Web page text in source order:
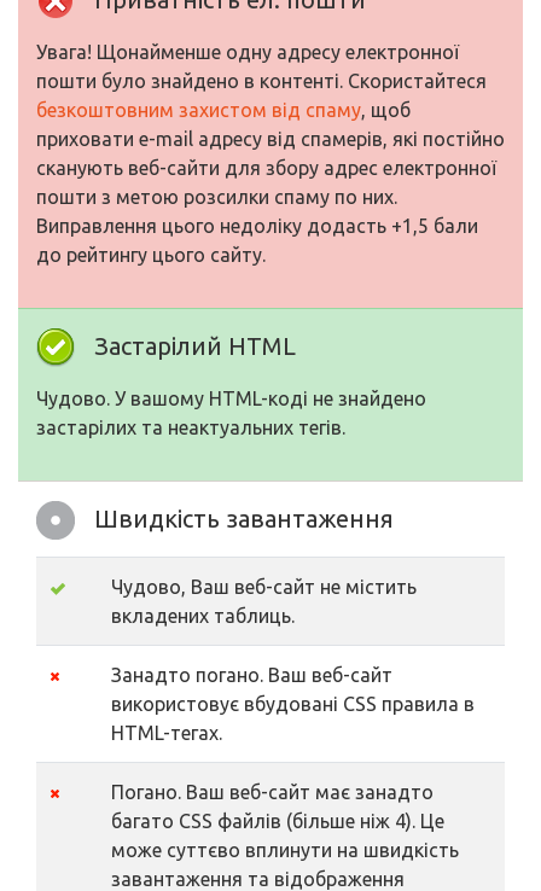
Увага! Щонайменше одну адресу електронної
пошти було знайдено в контенті. Скористайтеся
безкоштовним захистом від спаму, щоб
приховати e-mail адресу від спамерів, які постійно
сканують веб-сайти для збору адрес електронної
пошти з метою розсилки спаму по них.
Виправлення цього недоліку додасть +1,5 бали
до рейтингу цього сайту.
Застарілий HTML
Чудово. У вашому HTML-коді не знайдено
застарілих та неактуальних тегів.
Швидкість завантаження
Чудово, Ваш веб-сайт не містить
вкладених таблиць.
Занадто погано. Ваш веб-сайт
використовує вбудовані CSS правила в
HTML-тегах.
Погано. Ваш веб-сайт має занадто
багато CSS файлів (більше ніж 4). Це
може суттєво вплинути на швидкість
завантаження та відображення